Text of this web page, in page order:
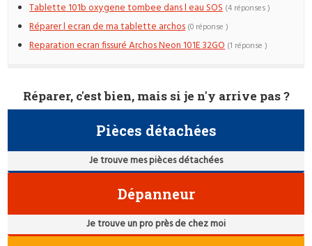
Tablette 101b oxygene tombee dans l eau SOS (4 réponses )
Réparer l ecran de ma tablette archos (0 réponse )
Reparation ecran fissuré Archos Neon 101E 32GO (1 réponse )
Réparer, c'est bien, mais si je n'y arrive pas ?
Pièces détachées
Je trouve mes pièces détachées
Dépanneur
Je trouve un pro près de chez moi